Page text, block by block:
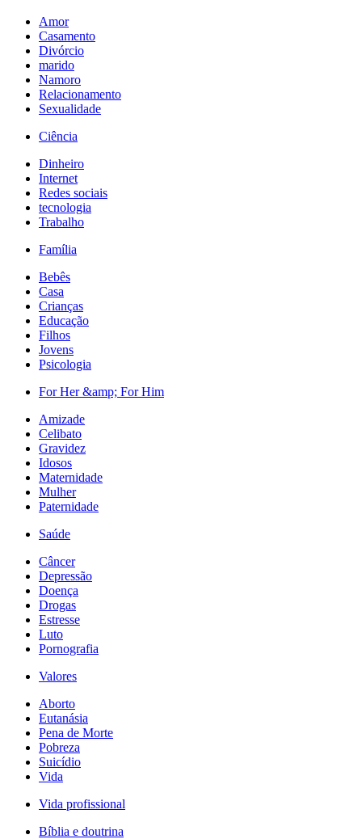
Amor
Casamento
Divórcio
marido
Namoro
Relacionamento
Sexualidade
Ciência
Dinheiro
Internet
Redes sociais
tecnologia
Trabalho
Família
Bebês
Casa
Crianças
Educação
Filhos
Jovens
Psicologia
For Her &amp; For Him
Amizade
Celibato
Gravidez
Idosos
Maternidade
Mulher
Paternidade
Saúde
Câncer
Depressão
Doença
Drogas
Estresse
Luto
Pornografia
Valores
Aborto
Eutanásia
Pena de Morte
Pobreza
Suicídio
Vida
Vida profissional
Bíblia e doutrina